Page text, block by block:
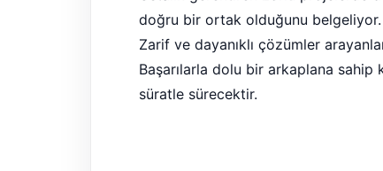
doğru bir ortak olduğunu belgeliyor.
Zarif ve dayanıklı çözümler
Başarılarla dolu bir arkaplana
süratle sürecektir.